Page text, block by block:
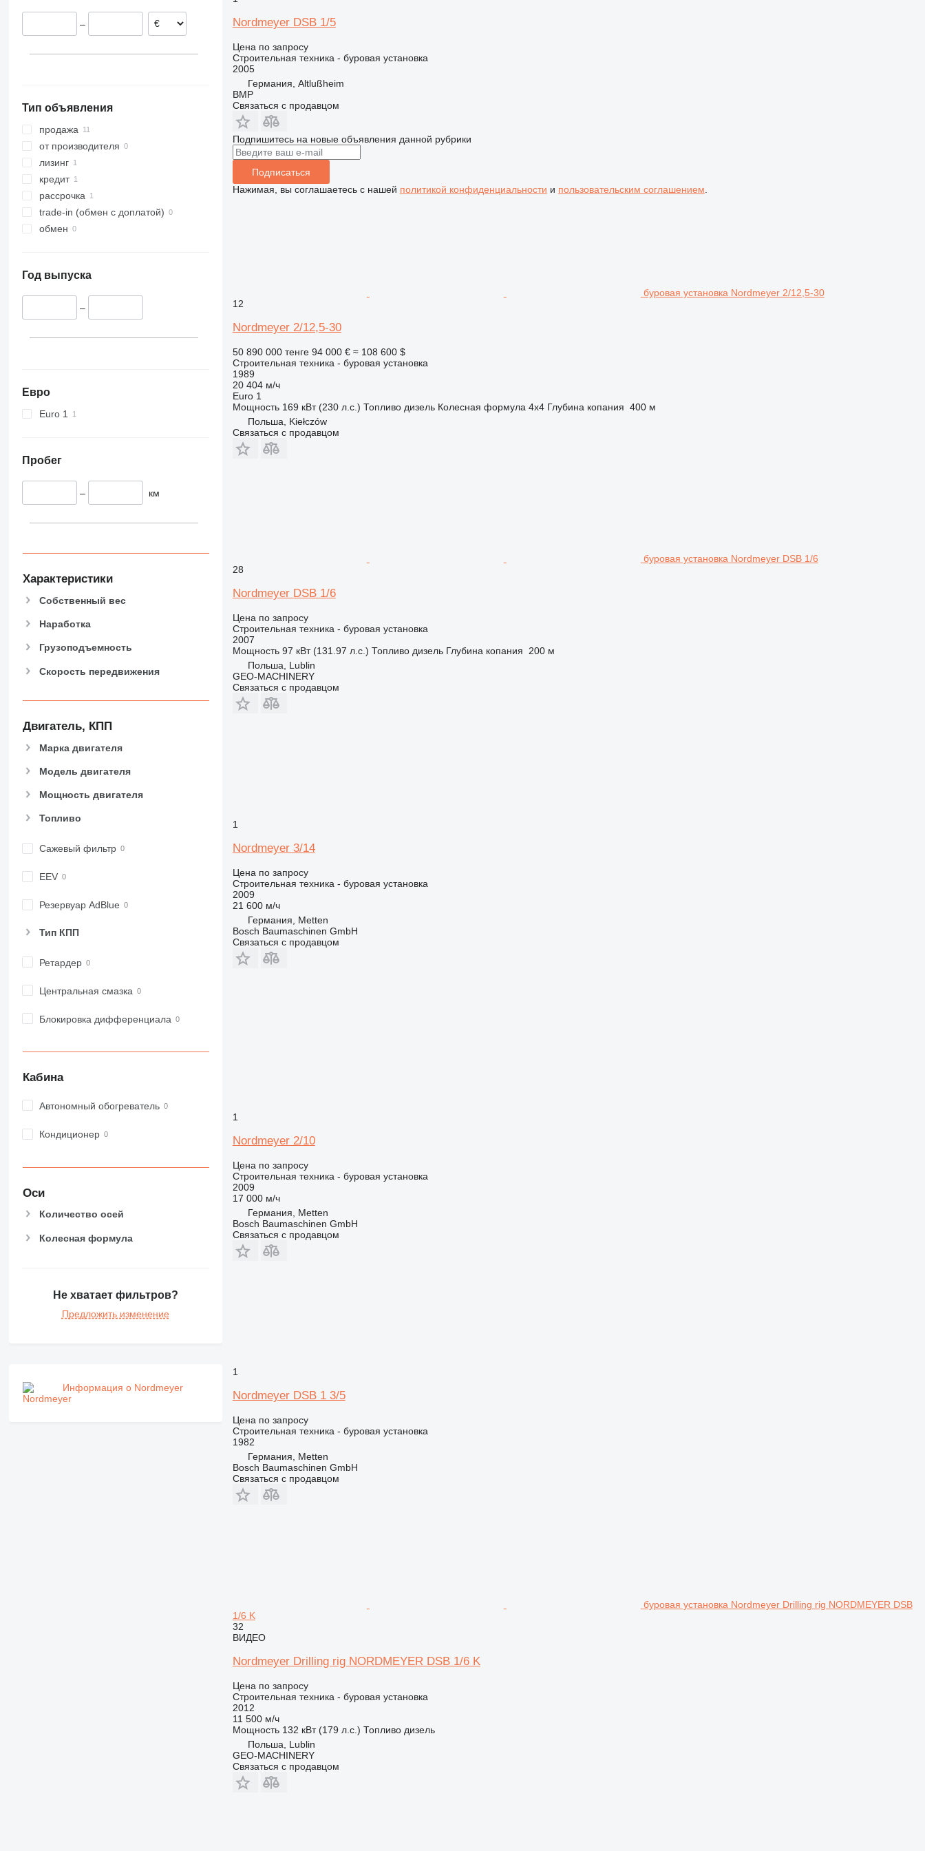
312
318
319
320
321
322
323
324
325
330
336
390
420
428
430
444
826
906
910
924
928
930
953
962
963
972
980
988
990
AP
CB
E-series
GC
M-series
PM
RM
435S
8018
8025
8026
8030
8035
CT
JS
JZ
TM
VMT
Vibromax
3369
Pecolift
R-series
Toucan
SD
XP
–
Тип объявления
продажа
от производителя
лизинг
кредит
рассрочка
trade-in (обмен с доплатой)
обмен
Год выпуска
–
Евро
Euro 1
Пробег
– км
Характеристики
Собственный вес
Наработка
Грузоподъемность
Скорость передвижения
Двигатель, КПП
Марка двигателя
Модель двигателя
Мощность двигателя
Топливо
Сажевый фильтр
EEV
Резервуар AdBlue
Тип КПП
Ретардер
Центральная смазка
Блокировка дифференциала
Кабина
Автономный обогреватель
Кондиционер
Оси
Количество осей
Колесная формула
Не хватает фильтров?
Предложить изменение
Информация о Nordmeyer
Nordmeyer DSB 1/5
Цена по запросу
Строительная техника - буровая установка
2005
Германия, Altlußheim
BMP
Связаться с продавцом
Подпишитесь на новые объявления данной рубрики
Подписаться
Нажимая, вы соглашаетесь с нашей политикой конфиденциальности и пользовательским соглашением
буровая установка Nordmeyer 2/12,5-30
12
Nordmeyer 2/12,5-30
50 890 000 тенге 94 000 € ≈ 108 600 $
Строительная техника - буровая установка
1989
20 404 м/ч
Euro 1
Мощность 169 кВт (230 л.с.) Топливо дизель Колесная формула 4x4 Глубина копания 400 м
Польша, Kiełczów
Связаться с продавцом
буровая установка Nordmeyer DSB 1/6
28
Nordmeyer DSB 1/6
Цена по запросу
Строительная техника - буровая установка
2007
Мощность 97 кВт (131.97 л.с.) Топливо дизель Глубина копания
200 м
Польша, Lublin
GEO-MACHINERY
Связаться с продавцом
1
Nordmeyer 3/14
Цена по запросу
Строительная техника - буровая установка
2009
21 600 м/ч
Германия, Metten
Bosch Baumaschinen GmbH
Связаться с продавцом
1
Nordmeyer 2/10
Цена по запросу
Строительная техника - буровая установка
2009
17 000 м/ч
Германия, Metten
Bosch Baumaschinen GmbH
Связаться с продавцом
1
Nordmeyer DSB 1 3/5
Цена по запросу
Строительная техника - буровая установка
1982
Германия, Metten
Bosch Baumaschinen GmbH
Связаться с продавцом
буровая установка Nordmeyer Drilling rig NORDMEYER DSB
1/6 K
32
ВИДЕО
Nordmeyer Drilling rig NORDMEYER DSB 1/6 K
Цена по запросу
Строительная техника - буровая установка
2012
11 500 м/ч
Мощность 132 кВт (179 л.с.) Топливо дизель
Польша, Lublin
GEO-MACHINERY
Связаться с продавцом